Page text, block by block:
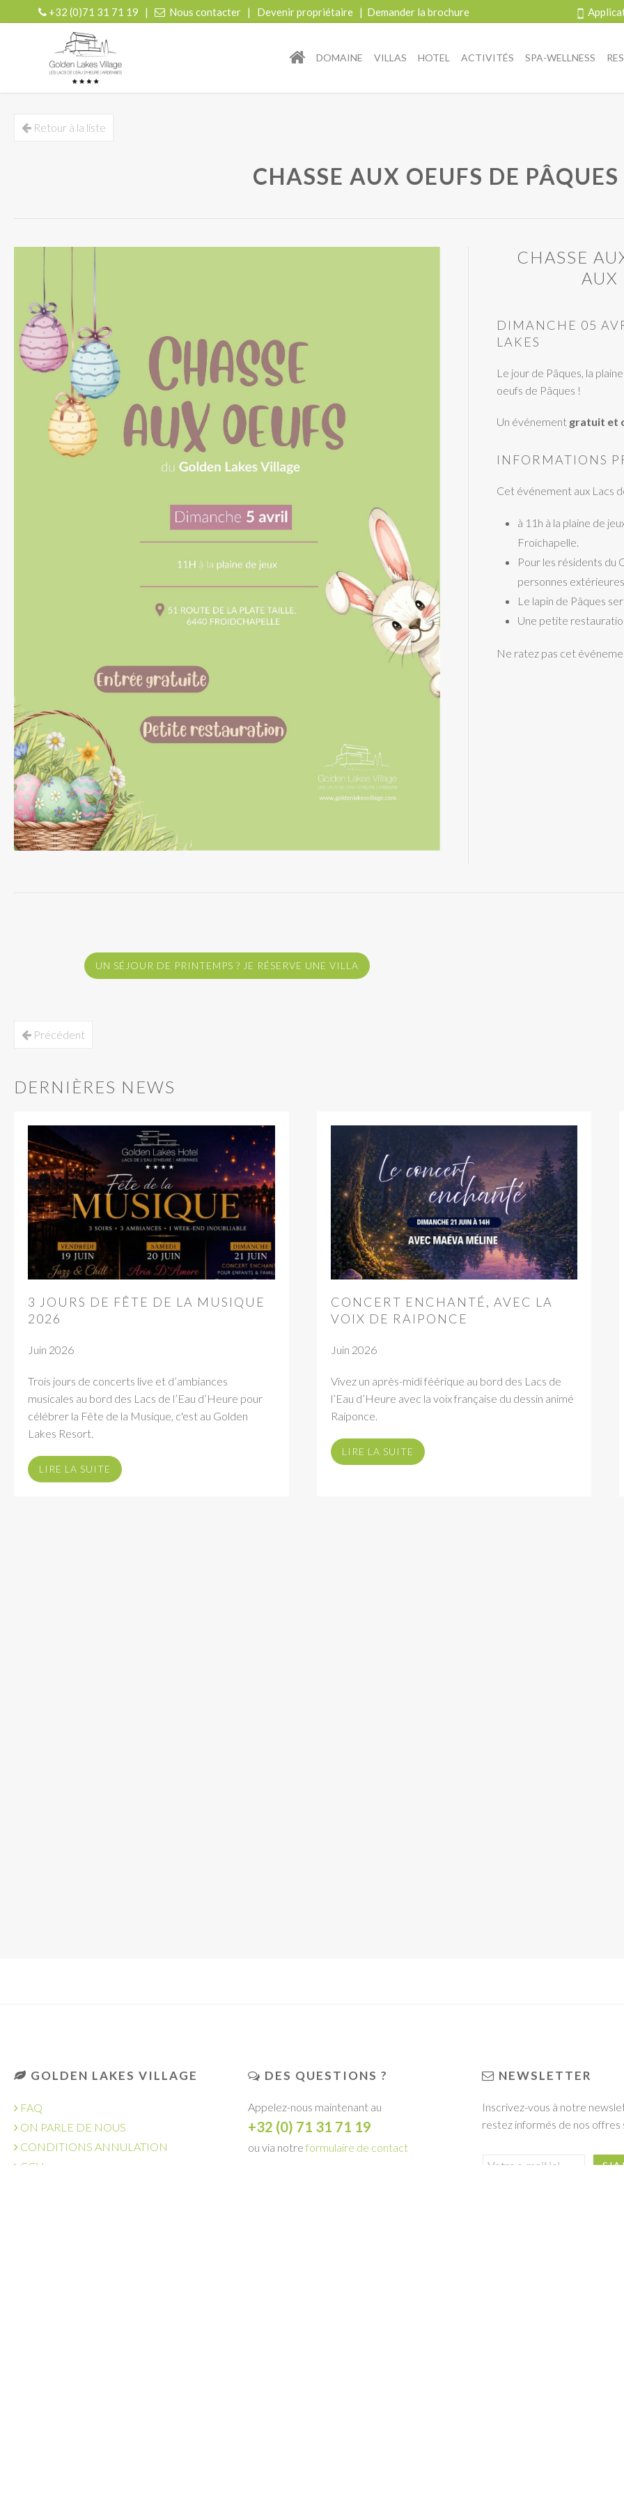
+32 (0)71 31 71 19 | Nous contacter | Devenir propriétaire | Demander la brochure
| r
DOMAINE VILLAS HOTEL ACTIVITÉS SPA-WELLNESS
Retour à la liste
CHASSE AUX OEUFS DE
CHASSE
AUX
DIMANCHE 05
LAKES
Le jour de Pâques, la
oeufs de Pâques !
Un événement gratuit et
INFORMATIONS
Cet événement aux Lacs
à 11h à la plaine de
Froichapelle.
Pour les résidents du
personnes
Le lapin de Pâques
Une petite
Ne ratez pas cet
UN SÉJOUR DE PRINTEMPS ? JE RÉSERVE UNE VILLA
Précédent
DERNIÈRES NEWS
3 JOURS DE FÊTE DE LA MUSIQUE
2026
Juin 2026
Trois jours de concerts live et d’ambiances
musicales au bord des Lacs de l’Eau d’Heure pour
célébrer la Fête de la Musique, c'est au Golden
Lakes Resort.
LIRE LA SUITE
CONCERT ENCHANTÉ, AVEC LA
VOIX DE RAIPONCE
Juin 2026
Vivez un après-midi féérique au bord des Lacs de
l’Eau d’Heure avec la voix française du dessin animé
Raiponce.
LIRE LA SUITE
GOLDEN LAKES VILLAGE
FAQ
ON PARLE DE NOUS
CONDITIONS ANNULATION
CGV
DES QUESTIONS ?
Appelez-nous maintenant au
+32 (0) 71 31 71 19
ou via notre formulaire de contact
NEWSLETTER
Inscrivez-vous à notre
restez informés de nos offres